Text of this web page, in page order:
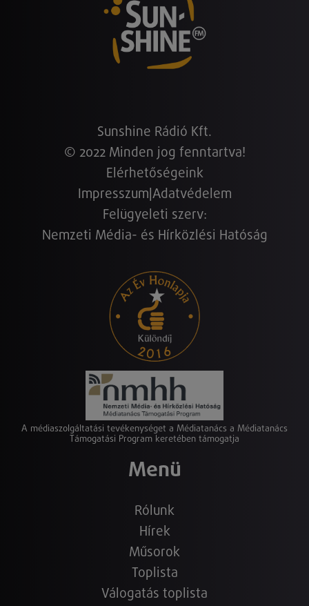
Sunshine Rádió Kft.
© 2022 Minden jog fenntartva!
Elérhetőségeink
Impresszum Adatvédelem
Felügyeleti szerv:
Nemzeti Média- és Hírközlési Hatóság
A médiaszolgáltatási tevékenységet a Médiatanács a Médiatanács
Támogatási Program keretében támogatja
Menü
Rólunk
Hírek
Műsorok
Toplista
Válogatás toplista